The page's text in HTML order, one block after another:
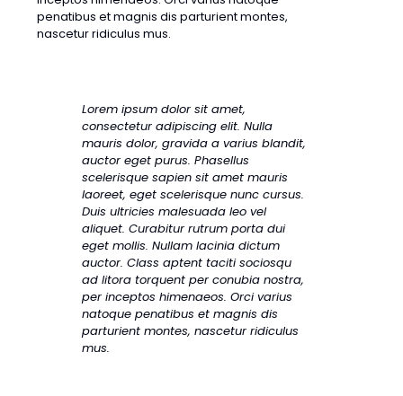
penatibus et magnis dis parturient montes,
nascetur ridiculus mus.
Lorem ipsum dolor sit amet,
consectetur adipiscing elit. Nulla
mauris dolor, gravida a varius blandit,
auctor eget purus. Phasellus
scelerisque sapien sit amet mauris
laoreet, eget scelerisque nunc cursus.
Duis ultricies malesuada leo vel
aliquet. Curabitur rutrum porta dui
eget mollis. Nullam lacinia dictum
auctor. Class aptent taciti sociosqu
ad litora torquent per conubia nostra,
per inceptos himenaeos. Orci varius
natoque penatibus et magnis dis
parturient montes, nascetur ridiculus
mus.